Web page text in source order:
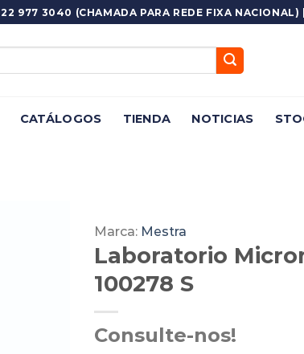
22 977 3040 (CHAMADA PARA REDE FIXA NACIONAL) |
CATÁLOGOS TIENDA NOTICIAS
Marca: Mestra
Laboratorio
100278 S
Consulte-nos!